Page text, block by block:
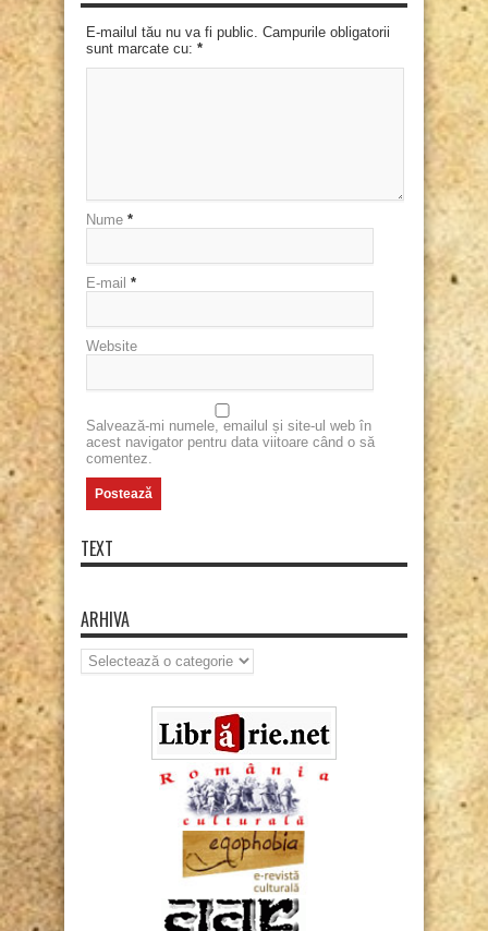
E-mailul tău nu va fi public. Campurile obligatorii
sunt marcate cu: *
Nume *
E-mail *
Website
Salvează-mi numele, emailul și site-ul web în
acest navigator pentru data viitoare când o să
comentez.
TEXT
ARHIVA
Arhiva